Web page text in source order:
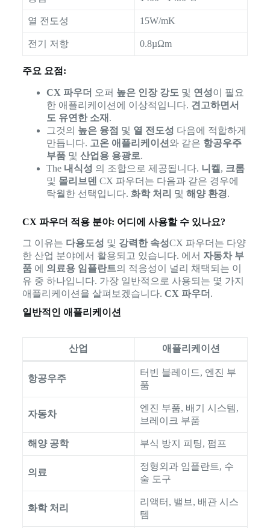
열 전도성 15W/mK
전기 저항 0.8µΩm
주요 요점:
CX 파우더 오퍼 높은 인장 강도 및 연성이 필요
한 애플리케이션에 이상적입니다. 견고하면서
도 유연한 소재 .
그것의 높은 융점 및 열 전도성 다음에 적합하게
만듭니다. 고온 애플리케이션 와 같은 항공우주
부품및 산업용 용광로.
The 내식성 의 조합으로 제공됩니다. 니켈 , 크롬
및 몰리브덴 CX 파우더는 다음과 같은 경우에
탁월한 선택입니다. 화학 처리 및 해양 환경.
CX 파우더 적용 분야: 어디에 사용할 수 있나요?
그 이유는 다용도성 및 강력한 속성CX 파우더는 다양
한 산업 분야에서 활용되고 있습니다. 에서 자동차 부
품에 의료용 임플란트의 적응성이 널리 채택되는 이
유 중 하나입니다. 가장 일반적으로 사용되는 몇 가지
애플리케이션을 살펴보겠습니다. CX 파우더 .
일반적인 애플리케이션
산업 애플리케이션
항공우주
터빈 블레이드, 엔진 부
품
자동차
엔진 부품, 배기 시스템,
브레이크 부품
해양 공학 부식 방지 피팅, 펌프
의료
정형외과 임플란트, 수
술 도구
화학 처리
리액터, 밸브, 배관 시스
템